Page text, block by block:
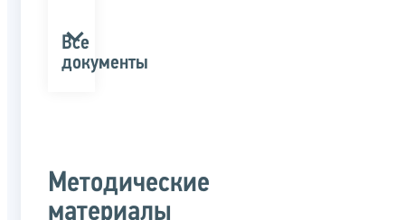
Все
документы
Методические
материалы